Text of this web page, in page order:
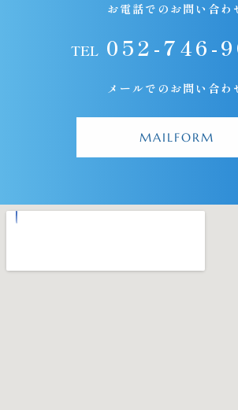
お電話でのお問い合わ
TEL052-746-
メールでのお問い合わ
MAILFORM